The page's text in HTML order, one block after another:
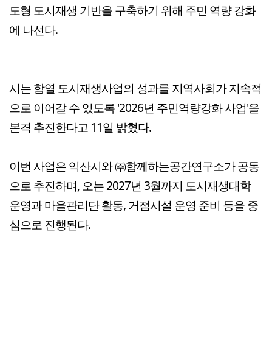
도형 도시재생 기반을 구축하기 위해 주민 역량 강화
에 나선다.
시는 함열 도시재생사업의 성과를 지역사회가 지속적
으로 이어갈 수 있도록 '2026년 주민역량강화 사업'을
본격 추진한다고 11일 밝혔다.
이번 사업은 익산시와 ㈜함께하는공간연구소가 공동
으로 추진하며, 오는 2027년 3월까지 도시재생대학
운영과 마을관리단 활동, 거점시설 운영 준비 등을 중
심으로 진행된다.